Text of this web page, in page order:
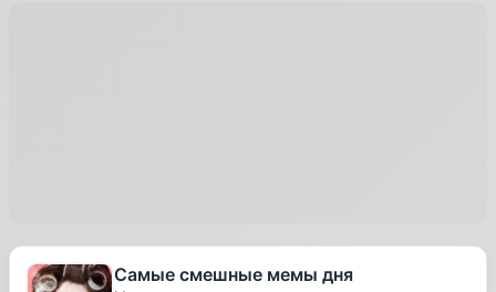
Самые смешные мемы дня